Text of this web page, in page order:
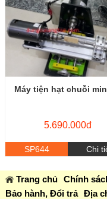
Máy tiện hạt chuỗi
5.690.000đ
SP644 Chi
Trang chủ Chính
Bảo hành, Đổi trả Địa